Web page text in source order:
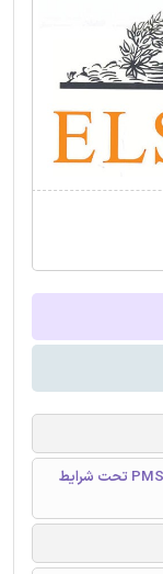
استراتژی کنترل سیستم تبدیل انرژی باد مبتنی بر PMSG تحت شرایط